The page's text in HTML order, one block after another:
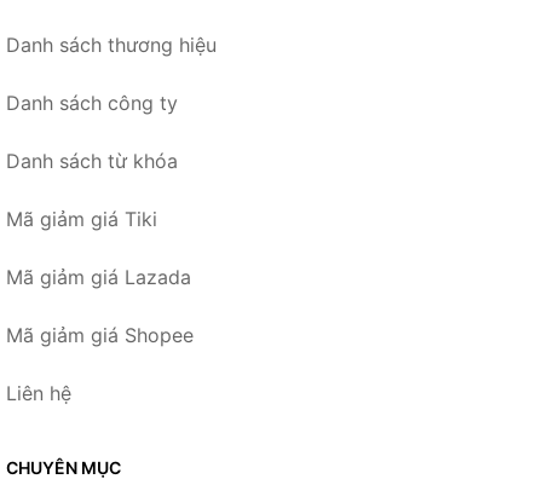
Danh sách thương hiệu
Danh sách công ty
Danh sách từ khóa
Mã giảm giá Tiki
Mã giảm giá Lazada
Mã giảm giá Shopee
Liên hệ
CHUYÊN MỤC